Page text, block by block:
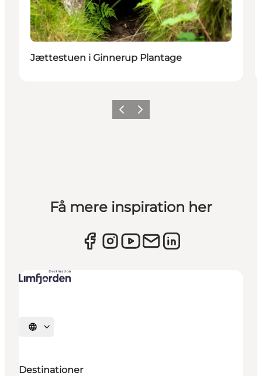
Jættestuen i Ginnerup Plantage
Forrige billede
Næste billede
Få mere inspiration her
Vælg sprog
Destinationer